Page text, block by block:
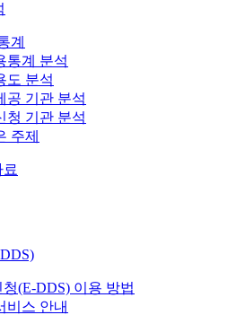
계
통계 분석
도 분석
공 기관 분석
청 기관 분석
주제
(E-DDS) 이용 방법
비스 안내